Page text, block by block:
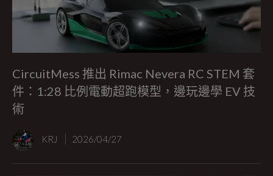
CircuitMess 推出 Rimac Nevera RC STEM 套
件：1:28 比例電動超跑模型，邊玩邊學 EV 技
術
KRJ 2026/04/27